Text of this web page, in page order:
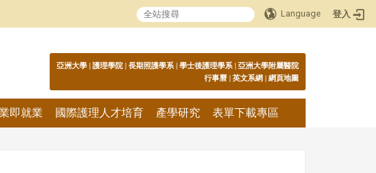
Language 登入
:::
亞洲大學 | 護理學院 | 長期照護學系 | 學士後護理學系 | 亞洲大學附屬醫院
行事曆 | 英文系網 | 網頁地圖
即就業 國際護理人才培育 產學研究 表單下載專區